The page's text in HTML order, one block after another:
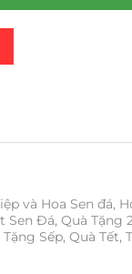
và Hoa Sen đá,
Sen Đá, Quà Tặng
Tặng Sếp, Quà Tết,